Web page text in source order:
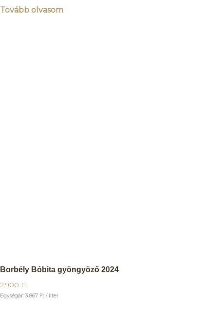
Tovább olvasom
Borbély Bóbita gyöngyöző 2024
2.900 Ft
Egységár: 3.867 Ft / liter